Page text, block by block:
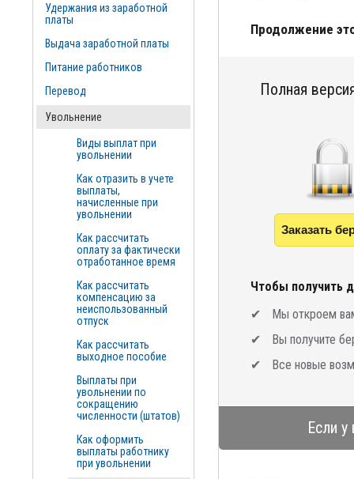
Продолжение
Полная
Заказать
Чтобы получить
Мы откроем
Вы получите
Все новые
Если
Удержания из заработной
платы
Выдача заработной платы
Питание работников
Перевод
Увольнение
Виды выплат при
увольнении
Как отразить в учете
выплаты,
начисленные при
увольнении
Как рассчитать
оплату за фактически
отработанное время
Как рассчитать
компенсацию за
неиспользованный
отпуск
Как рассчитать
выходное пособие
Выплаты при
увольнении по
сокращению
численности (штатов)
Как оформить
выплаты работнику
при увольнении